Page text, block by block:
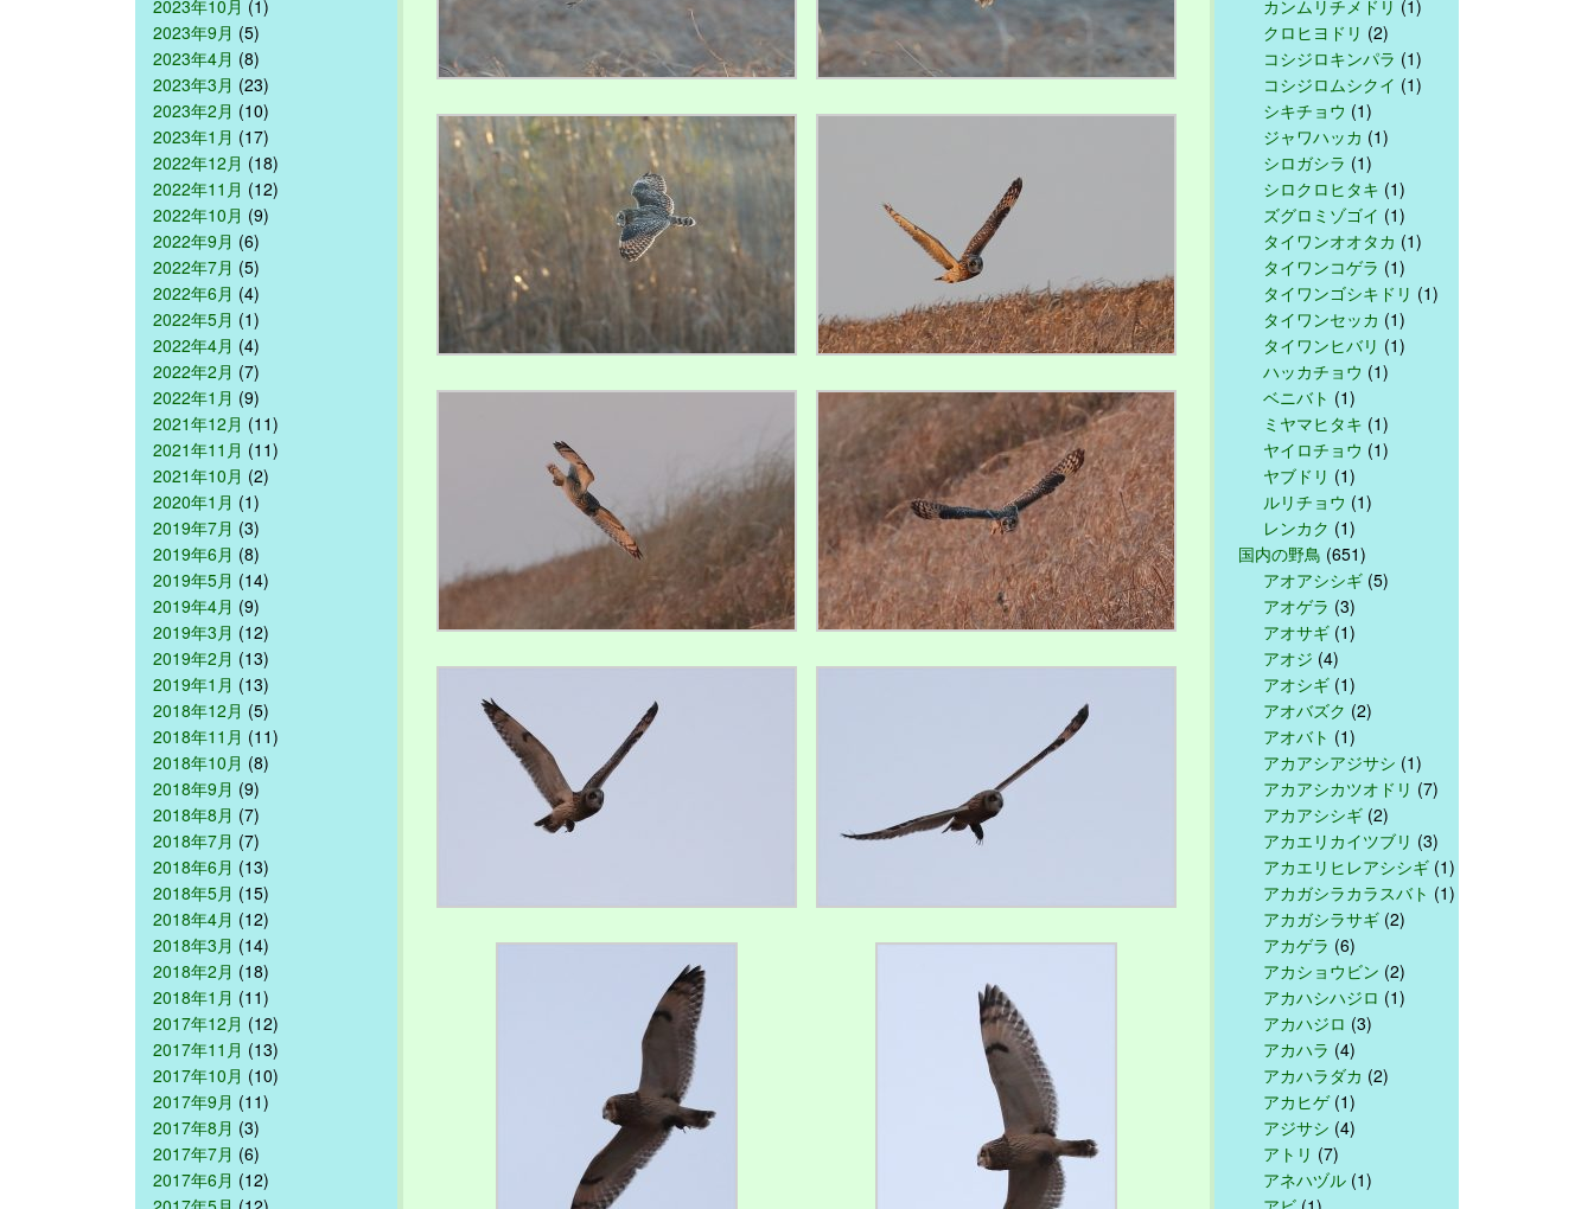
2023年10月 (1)
2023年9月 (5)
2023年4月 (8)
2023年3月 (23)
2023年2月 (10)
2023年1月 (17)
2022年12月 (18)
2022年11月 (12)
2022年10月 (9)
2022年9月 (6)
2022年7月 (5)
2022年6月 (4)
2022年5月 (1)
2022年4月 (4)
2022年2月 (7)
2022年1月 (9)
2021年12月 (11)
2021年11月 (11)
2021年10月 (2)
2020年1月 (1)
2019年7月 (3)
2019年6月 (8)
2019年5月 (14)
2019年4月 (9)
2019年3月 (12)
2019年2月 (13)
2019年1月 (13)
2018年12月 (5)
2018年11月 (11)
2018年10月 (8)
2018年9月 (9)
2018年8月 (7)
2018年7月 (7)
2018年6月 (13)
2018年5月 (15)
2018年4月 (12)
2018年3月 (14)
2018年2月 (18)
2018年1月 (11)
2017年12月 (12)
2017年11月 (13)
2017年10月 (10)
2017年9月 (11)
2017年8月 (3)
2017年7月 (6)
2017年6月 (12)
カンムリチメドリ (1)
クロヒヨドリ (2)
コシジロキンパラ (1)
コシジロムシクイ (1)
シキチョウ (1)
ジャワハッカ (1)
シロガシラ (1)
シロクロヒタキ (1)
ズグロミゾゴイ (1)
タイワンオオタカ (1)
タイワンコゲラ (1)
タイワンゴシキドリ (1)
タイワンセッカ (1)
タイワンヒバリ (1)
ハッカチョウ (1)
ベニバト (1)
ミヤマヒタキ (1)
ヤイロチョウ (1)
ヤブドリ (1)
ルリチョウ (1)
レンカク (1)
国内の野鳥 (651)
アオアシシギ (5)
アオゲラ (3)
アオサギ (1)
アオジ (4)
アオシギ (1)
アオバズク (2)
アオバト (1)
アカアシアジサシ (1)
アカアシカツオドリ (7)
アカアシシギ (2)
アカエリカイツブリ (3)
アカエリヒレアシシギ (1)
アカガシラカラスバト (1)
アカガシラサギ (2)
アカゲラ (6)
アカショウビン (2)
アカハシハジロ (1)
アカハジロ (3)
アカハラ (4)
アカハラダカ (2)
アカヒゲ(1)
アジサシ (4)
アトリ (7)
アネハヅル (1)